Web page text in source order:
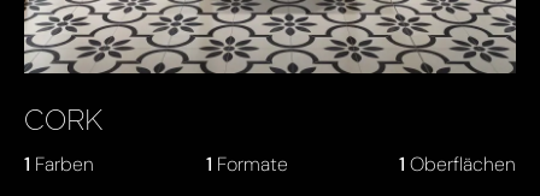
CORK
1 Farben 1 Formate 1 Oberflächen